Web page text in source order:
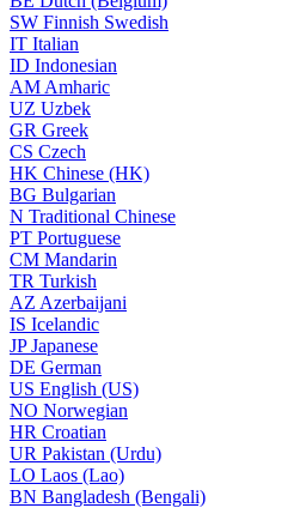
SW Finnish Swedish
IT Italian
ID Indonesian
AM Amharic
UZ Uzbek
GR Greek
CS Czech
HK Chinese (HK)
BG Bulgarian
N Traditional Chinese
PT Portuguese
CM Mandarin
TR Turkish
AZ Azerbaijani
IS Icelandic
JPJapanese
DE German
US English (US)
NO Norwegian
HR Croatian
UR Pakistan (Urdu)
LO Laos (Lao)
BN Bangladesh (Bengali)